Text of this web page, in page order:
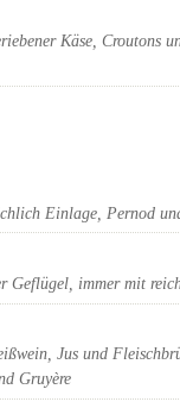
Käse, Croutons
Einlage, Pernod
Geflügel, immer mit
Jus und
Gruyère